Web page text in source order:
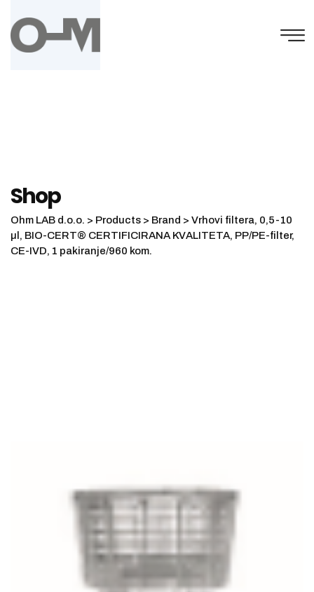
content
Shop
Ohm LAB d.o.o. > Products > Brand > Vrhovi filtera, 0,5-10
µl, BIO-CERT® CERTIFICIRANA KVALITETA, PP/PE-filter,
CE-IVD, 1 pakiranje/960 kom.